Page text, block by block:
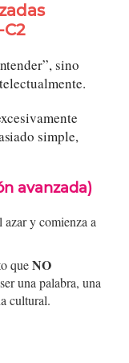
sino
simple,
avanzada)
azar y comienza a
queNO
una palabra, una
cultural.